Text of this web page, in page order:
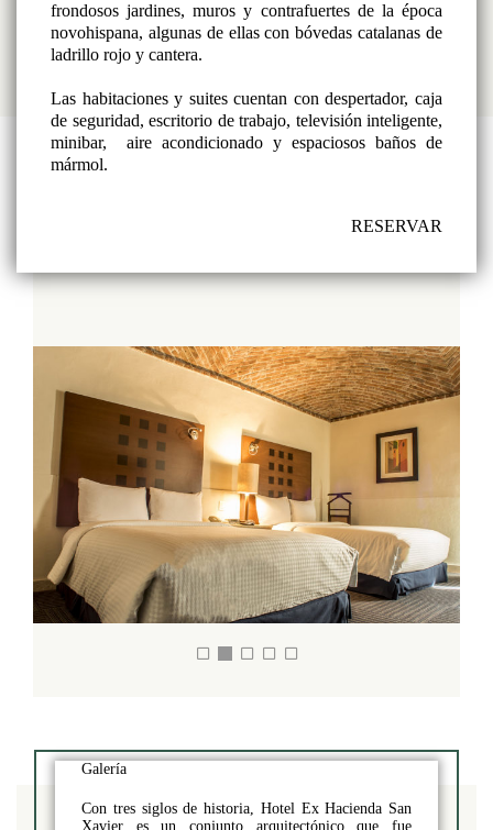
frondosos jardines, muros y contrafuertes de la época
novohispana, algunas de ellas con bóvedas catalanas de
ladrillo rojo y cantera.
Las habitaciones y suites cuentan con despertador, caja
de seguridad, escritorio de trabajo, televisión inteligente,
minibar, aire acondicionado y espaciosos baños de
mármol.
RESERVAR
Galería
Con tres siglos de historia, Hotel Ex Hacienda San
Xavier es un conjunto arquitectónico que fue